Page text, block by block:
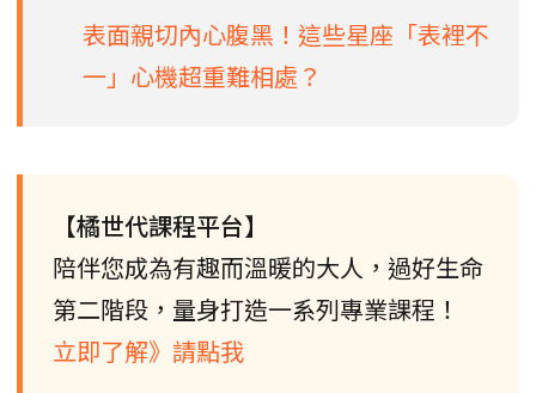
表面親切內心腹黑！這些星座「表裡不
一」心機超重難相處？
【橘世代課程平台】
陪伴您成為有趣而溫暖的大人，過好生命
第二階段，量身打造一系列專業課程！
立即了解》請點我